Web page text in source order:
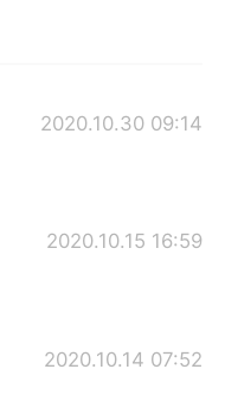
2020.10.30 09:14
2020.10.15 16:59
2020.10.14 07:52